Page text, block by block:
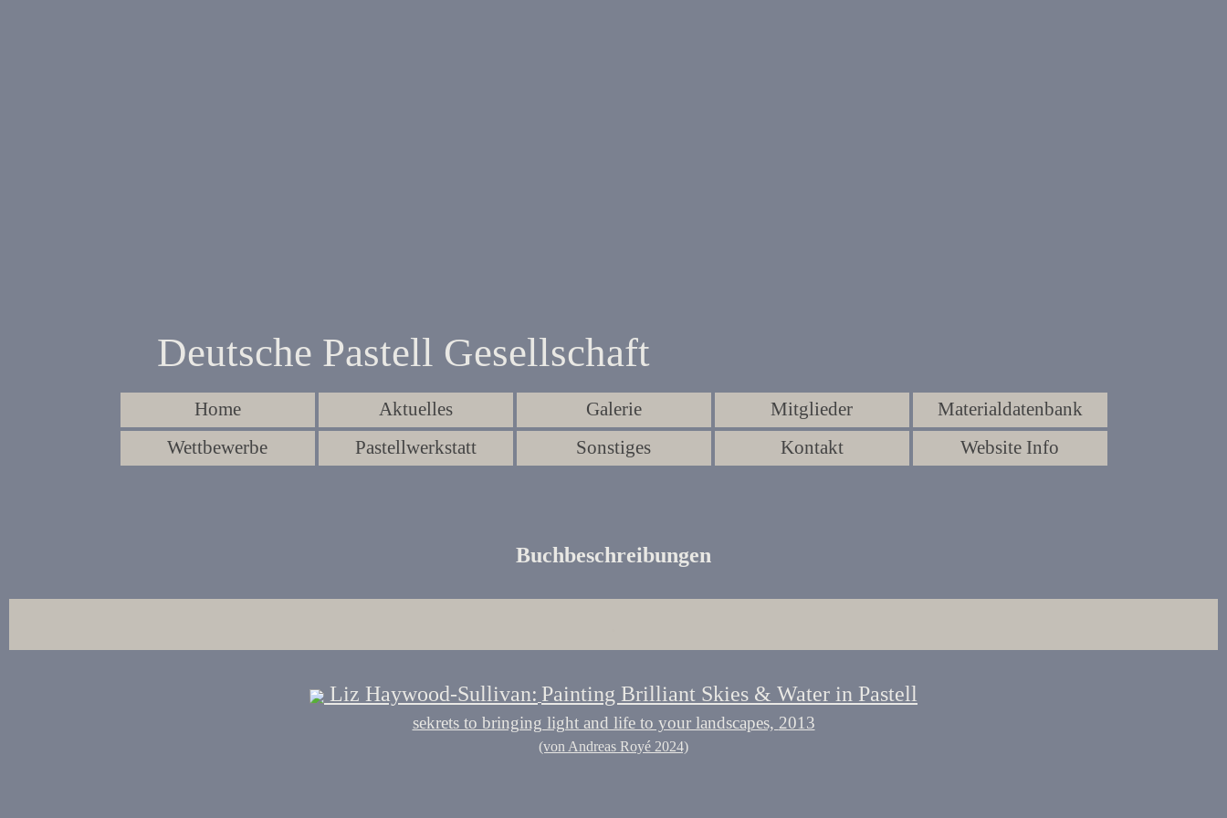
Deutsche Pastell Gesellschaft
Menü überspringen
Home Aktuelles ▼
Galerie ▼
Mitglieder ▼
Materialdatenbank
Wettbewerbe
▼
Pastellwerkstatt Sonstiges ▼
Kontakt Website Info
Buchbeschreibungen
Liz Haywood-Sullivan: Painting Brilliant Skies & Water in Pastell
sekrets to bringing light and life to your landscapes, 2013
(von Andreas Royé 2024)